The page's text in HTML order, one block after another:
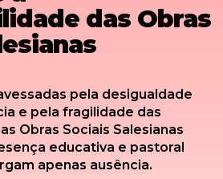
das Obras
pela desigualdade
e pela fragilidade das
Obras Sociais Salesianas
educativa e pastoral
apenas ausência.